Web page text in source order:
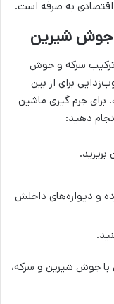
به صرفه است.
جوش شیرین
ترکیب سرکه و جوش
برای از بین
جرم گیری ماشین
دهید:
و دیواره‌های داخلش
با جوش شیرین و سرکه،